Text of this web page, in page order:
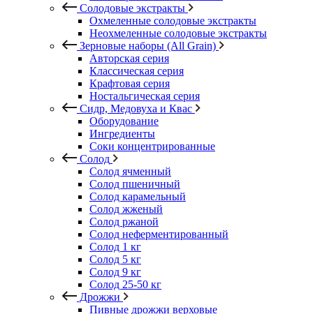
Солодовые экстракты
Охмеленные солодовые экстракты
Неохмеленные солодовые экстракты
Зерновые наборы (All Grain)
Авторская серия
Классическая серия
Крафтовая серия
Ностальгическая серия
Сидр, Медовуха и Квас
Оборудование
Ингредиенты
Соки концентрированные
Солод
Солод ячменный
Солод пшеничный
Солод карамельный
Солод жженый
Солод ржаной
Солод неферментированный
Солод 1 кг
Солод 5 кг
Солод 9 кг
Солод 25-50 кг
Дрожжи
Пивные дрожжи верховые